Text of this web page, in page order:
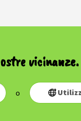
vicinanze.
o